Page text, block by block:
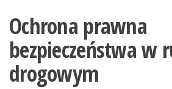
Ochrona prawna
bezpieczeństwa w
drogowym